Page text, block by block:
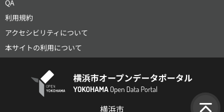
QA
利用規約
アクセシビリティについて
本サイトの利用について
横浜市